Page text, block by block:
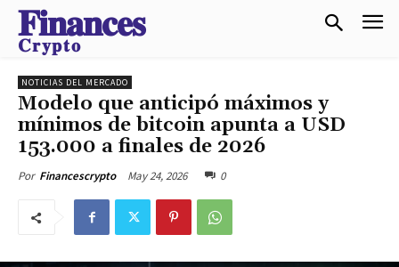
𝐅𝐢𝐧𝐚𝐧𝐜𝐞𝐬
𝐂𝐫𝐲𝐩𝐭𝐨
NOTICIAS DEL MERCADO
Modelo que anticipó máximos y
mínimos de bitcoin apunta a USD
153.000 a finales de 2026
Por Financescrypto May 24, 2026 0